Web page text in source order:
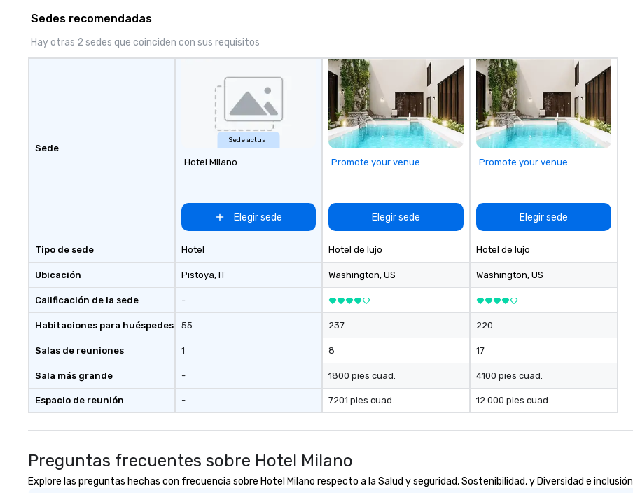
Sedes recomendadas
Hay otras 2 sedes que coinciden con sus requisitos
Sede
Tipo de sede
Ubicación
Calificación de la sede
Habitaciones para huéspedes
Salas de reuniones
Sala más grande
Espacio de reunión
Sede actual
Hotel Milano
Elegir sede
Hotel
Pistoya, IT
-
55
1
-
-
Promote your venue
Elegir sede
Hotel de lujo
Washington, US
237
8
1800 pies cuad.
7201 pies cuad.
Promote your venue
Elegir sede
Hotel de lujo
Washington, US
220
17
4100 pies cuad.
12.000 pies cuad.
Preguntas frecuentes sobre Hotel Milano
Explore las preguntas hechas con frecuencia sobre Hotel Milano respecto a la Salud y seguridad, Sostenibilidad, y Diversidad e inclusión